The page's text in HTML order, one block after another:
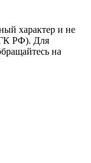
характер и не
ГК РФ). Для
на